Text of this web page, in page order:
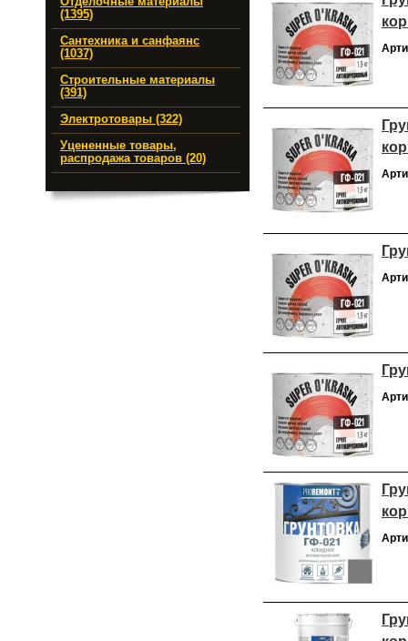
(1395)
Сантехника и санфаянс
(1037)
Строительные материалы
(391)
Электротовары (322)
Уцененные товары,
распродажа товаров (20)